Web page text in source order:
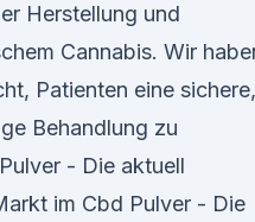
Herstellung und
Cannabis. Wir
Patienten eine sichere,
Behandlung zu
- Die aktuell
im Cbd Pulver - Die